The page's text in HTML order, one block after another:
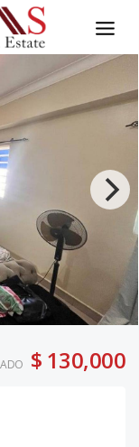
$ 130,000